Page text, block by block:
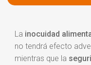
La inocuidad
no tendrá efecto
mientras que la